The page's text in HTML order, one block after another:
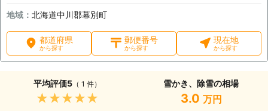
地域： 北海道中川郡幕別町
都道府県
から探す
郵便番号
から探す
現在地
から探す
平均評価5（ 1 件）
★★★★★
雪かき、除雪の相場
3.0 万円